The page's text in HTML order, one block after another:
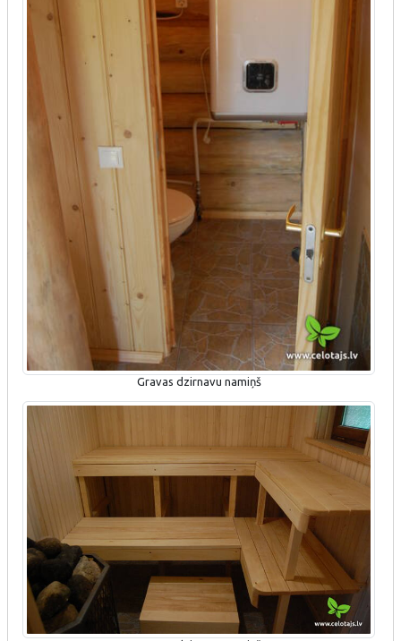
Gravas dzirnavu namiņš